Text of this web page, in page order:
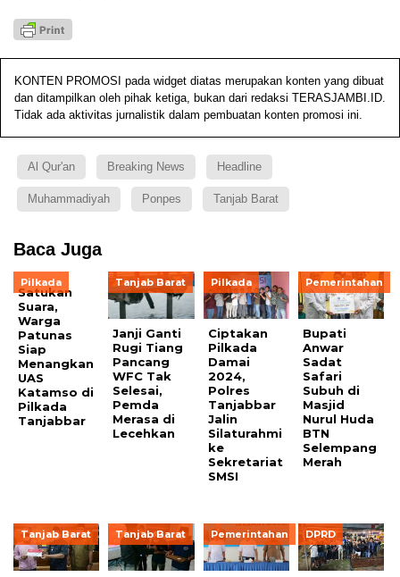
KONTEN PROMOSI pada widget diatas merupakan konten yang dibuat
dan ditampilkan oleh pihak ketiga, bukan dari redaksi TERASJAMBI.ID.
Tidak ada aktivitas jurnalistik dalam pembuatan konten promosi ini.
Al Qur'an Breaking News Headline
Muhammadiyah Ponpes Tanjab Barat
Baca Juga
Pilkada
Satukan
Suara,
Warga
Patunas
Siap
Menangkan
UAS
Katamso di
Pilkada
Tanjabbar
Tanjab Barat
Janji Ganti
Rugi Tiang
Pancang
WFC Tak
Selesai,
Pemda
Merasa di
Lecehkan
Pilkada
Ciptakan
Pilkada
Damai
2024,
Polres
Tanjabbar
Jalin
Silaturahmi
ke
Sekretariat
SMSI
Pemerintahan
Bupati
Anwar
Sadat
Safari
Subuh di
Masjid
Nurul Huda
BTN
Selempang
Merah
Tanjab Barat Tanjab Barat Pemerintahan DPRD